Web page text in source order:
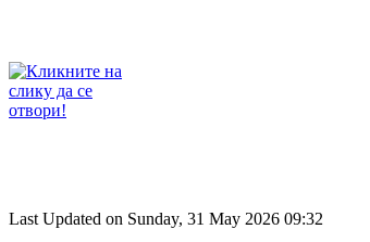
Last Updated on Sunday, 31 May 2026 09:32